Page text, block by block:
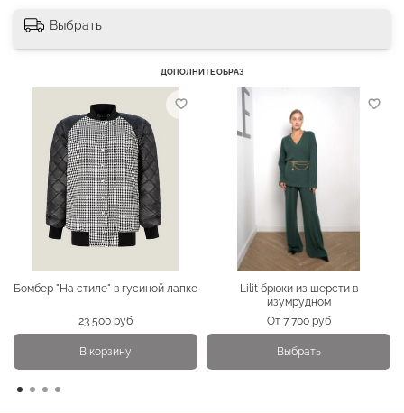
Выбрать
ДОПОЛНИТЕ ОБРАЗ
Бомбер "На стиле" в гусиной лапке
23 500 руб
В корзину
Lilit брюки из шерсти в
изумрудном
От 7 700 руб
Выбрать